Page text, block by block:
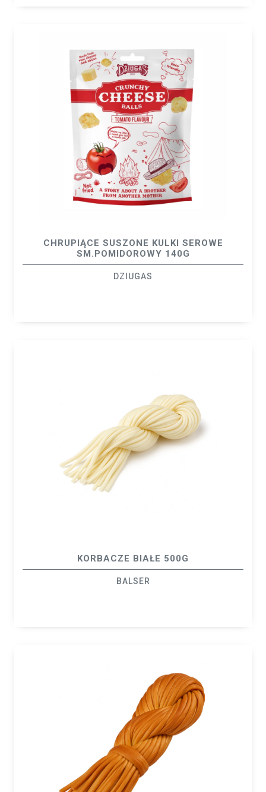
CHRUPIĄCE SUSZONE KULKI SEROWE
SM.POMIDOROWY 140G
DZIUGAS
KORBACZE BIAŁE 500G
BALSER